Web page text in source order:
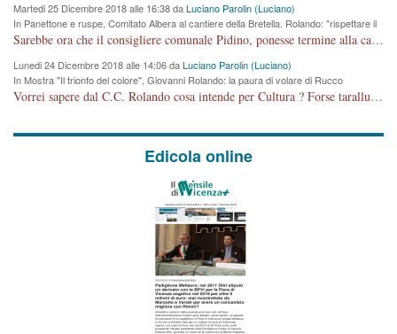
Martedi 25 Dicembre 2018 alle 16:38 daLuciano Parolin (Luciano)
In Panettone e ruspe, Comitato Albera al cantiere della Bretella. Rolando: "rispettare il
cronoprogramma"
Sarebbe ora che il consigliere comunale Pidino, ponesse termine alla campagna elettorale nel territorio del suo seggio Villaggio del Sole. La tiraca è iniziata, distruggerà 6 km di prateria ovest della città, ricca di fonti e sorgenti d'acqua. I cittadini di Maddalene non avranno più Pace la notte. Molta colpa per la costruzione di questa Strada è proprio del signor Rolando,dei suoi gazebo mobili e che vuol far passare questa opera VANDALICA come progetto "utile" a chi ? Non è cosa seria sig. Rolando!
Lunedi 24 Dicembre 2018 alle 14:06 daLuciano Parolin (Luciano)
In Mostra "Il trionfo del colore", Giovanni Rolando: la paura di volare di Rucco
Vorrei sapere dal C.C. Rolando cosa intende per Cultura ? Forse tarallucci, vino e sagre, o spaghetti tricolori del PD ? Il continuo (s)parlare della mostra a Palazzo Chiericati caro consigliere DANNEGGIA FORTEMENTE l'immagine della città TUTTA e fa deviare i consensi che in RUSSIA (badi bene ex U.R.S.S.) sono ECCELLENTI. A livello artistico l'evento è di alta Valenza culturale, COMPITO di Tutta la Cittadinanza fare il possibile per propagandare l'iniziativa senza farne UN CASO PARTITICO come fa Lei da sempre. Meno Gazebo + Partecipazione! E così sia. Amen.
Edicola online